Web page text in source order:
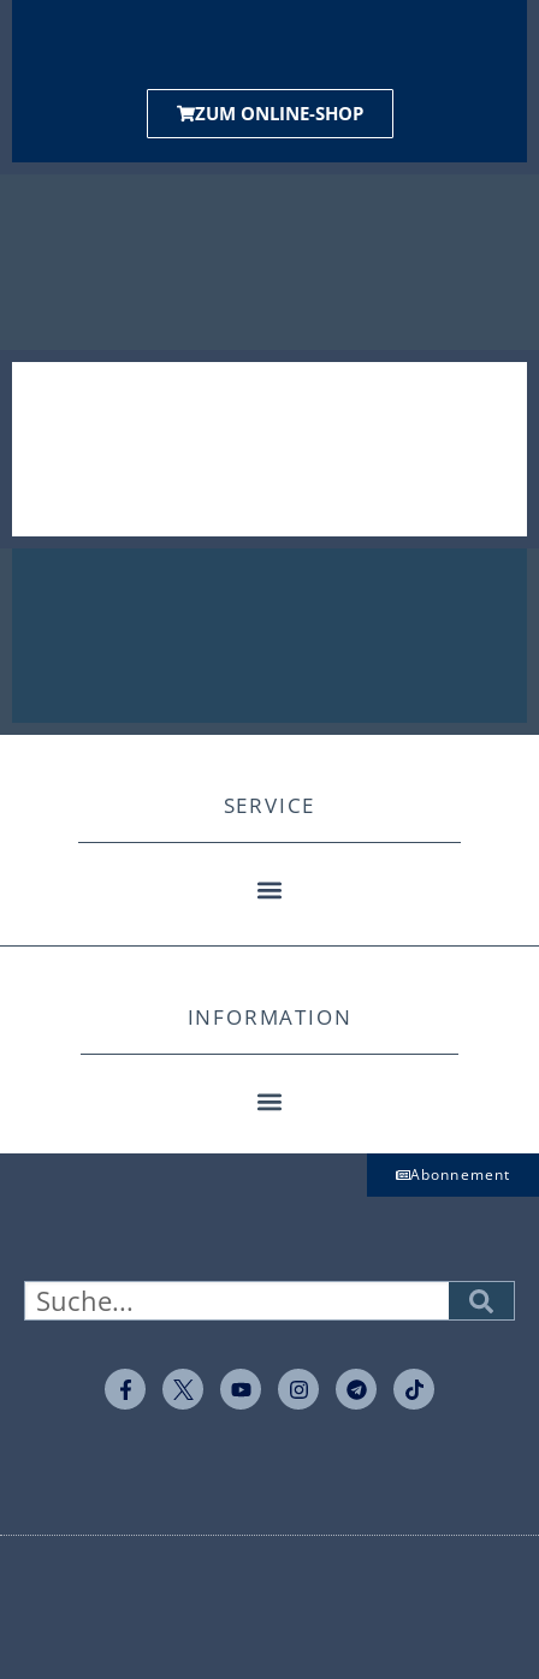
ZUM ONLINE-SHOP
SERVICE
INFORMATION
Abonnement